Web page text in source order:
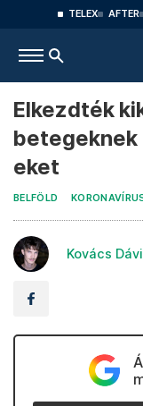
TELEX AFTER
Elkezdték
betegeknek
eket
BELFÖLD
Kovács